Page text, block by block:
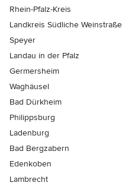
Rhein-Pfalz-Kreis
Landkreis Südliche Weinstraße
Speyer
Landau in der Pfalz
Germersheim
Waghäusel
Bad Dürkheim
Philippsburg
Ladenburg
Bad Bergzabern
Edenkoben
Lambrecht